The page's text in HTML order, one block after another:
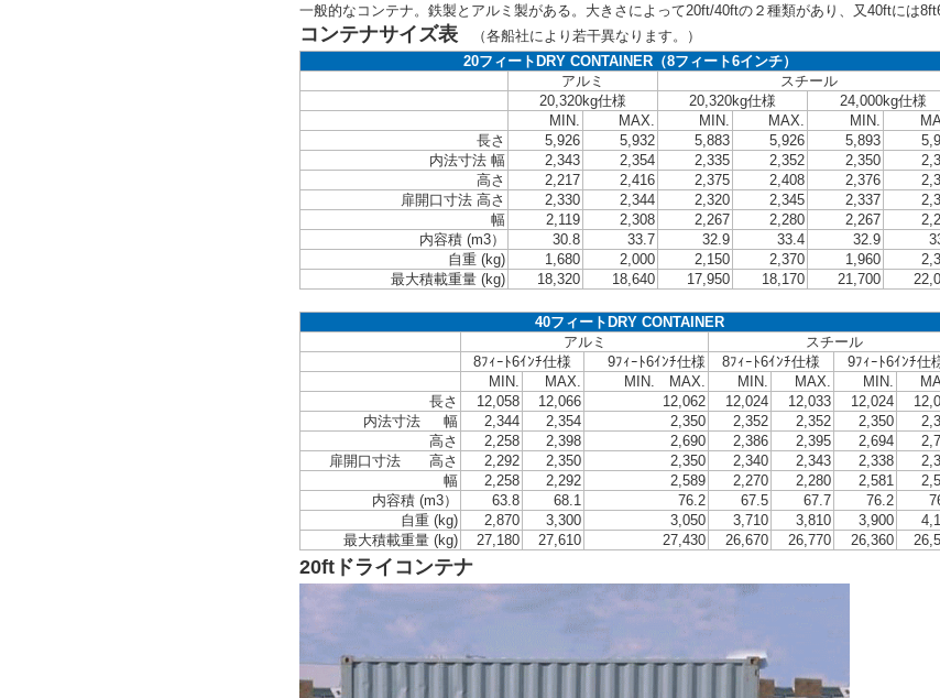
一般的なコンテナ。鉄製とアルミ製がある。大きさによって20ft/40ftの２種類があり、又40ftには
コンテナサイズ表 （各船社により若干異なります。）
20フィートDRY CONTAINER（8フィート6インチ）
アルミ
スチール
20,320kg仕様
20,320kg仕様
24,000kg仕様
MIN.
MAX. MIN. MAX. MIN.
長さ
5,926 5,932 5,883 5,926 5,893
内法寸法 幅
2,343 2,354 2,335 2,352 2,350
高さ
2,217 2,416 2,375 2,408 2,376
扉開口寸法 高さ
2,330 2,344 2,320 2,345 2,337
幅
2,119 2,308 2,267 2,280 2,267
内容積 (m3）
30.8 33.7 32.9 33.4 32.9
自重 (kg)
1,680 2,000 2,150 2,370 1,960
最大積載重量 (kg)
18,320 18,640 17,950 18,170 21,700
40フィートDRY CONTAINER
アルミ
スチール
8ﾌｨｰﾄ6ｲﾝﾁ仕様
9ﾌｨｰﾄ6ｲﾝﾁ仕様 8ﾌｨｰﾄ6ｲﾝﾁ仕様
9ﾌｨｰﾄ6ｲﾝﾁ仕
MIN.
MAX. MIN. MAX. MIN. MAX. MIN.
長さ
12,058 12,066 12,062 12,024 12,033 12,024
内法寸法 幅
2,344 2,354 2,350 2,352 2,352 2,350
高さ
2,258 2,398 2,690 2,386 2,395 2,694
扉開口寸法 高さ
2,292 2,350 2,350 2,340 2,343 2,338
幅
2,258 2,292 2,589 2,270 2,280 2,581
内容積 (m3）
63.8 68.1 76.2 67.5 67.7 76.2
自重 (kg)
2,870 3,300 3,050 3,710 3,810 3,900
最大積載重量 (kg)
27,180 27,610 27,430 26,670 26,770 26,360
20ftドライコンテナ